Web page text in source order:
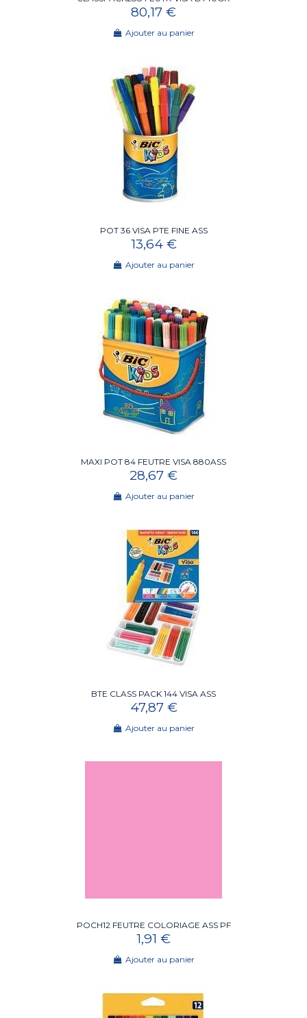
80,17 €
Ajouter au panier
POT 36 VISA PTE FINE ASS
13,64 €
Ajouter au panier
MAXI POT 84 FEUTRE VISA 880ASS
28,67 €
Ajouter au panier
BTE CLASS PACK 144 VISA ASS
47,87 €
Ajouter au panier
POCH12 FEUTRE COLORIAGE ASS PF
1,91 €
Ajouter au panier